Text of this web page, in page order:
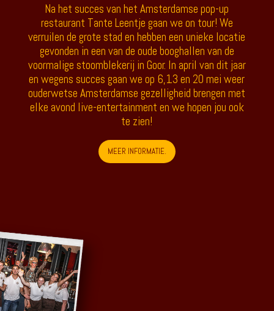
Na het succes van het Amsterdamse pop-up
restaurant Tante Leentje gaan we on tour! We
verruilen de grote stad en hebben een unieke locatie
gevonden in een van de oude booghallen van de
voormalige stoomblekerij in Goor. In april van dit jaar
en wegens succes gaan we op 6,13 en 20 mei weer
ouderwetse Amsterdamse gezelligheid brengen met
elke avond live-entertainment en we hopen jou ook
te zien!
MEER INFORMATIE.